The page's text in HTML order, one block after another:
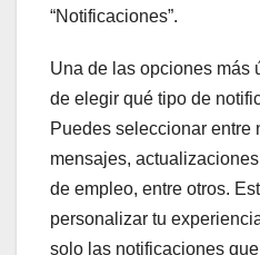
“Notificaciones”.
Una de las opciones más
de elegir qué tipo de
Puedes seleccionar entre
mensajes,
de empleo, entre otros.
personalizar tu
solo las notificaciones